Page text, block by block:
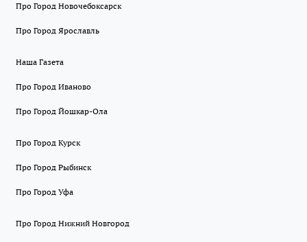
Про Город Новочебоксарск
Про Город Ярославль
Наша Газета
Про Город Иваново
Про Город Йошкар-Ола
Про Город Курск
Про Город Рыбинск
Про Город Уфа
Про Город Нижний Новгород